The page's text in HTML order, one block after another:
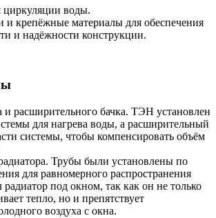
воды.
крепёжные материалы для обеспечения
и надёжности конструкции.
расширительного бачка. ТЭН установлен
для нагрева воды, а расширительный
системы, чтобы компенсировать объём
Трубы были установлены по
для равномерного распространения
радиатор под окном, так как он не только
тепло, но и препятствует
воздуха с окна.